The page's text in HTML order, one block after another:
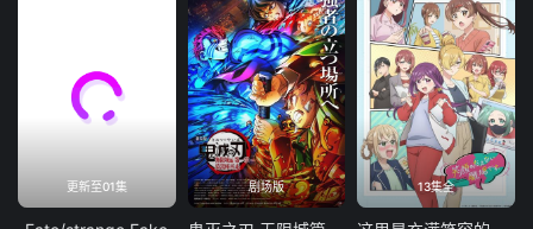
更新至01集 剧场版 13集全